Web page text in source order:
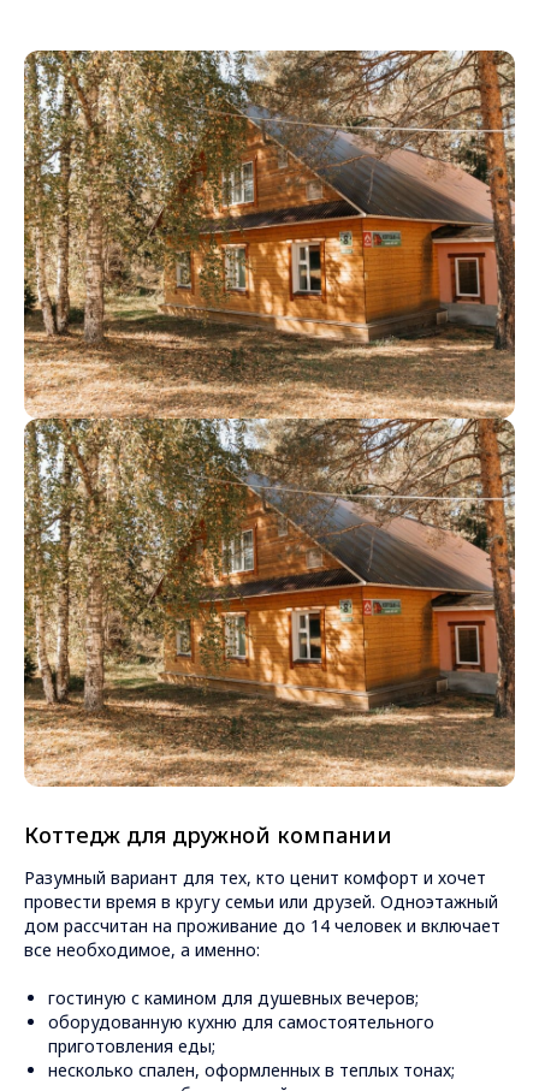
Коттедж для дружной компании
Разумный вариант для тех, кто ценит комфорт и хочет
провести время в кругу семьи или друзей. Одноэтажный
дом рассчитан на проживание до 14 человек и включает
все необходимое, а именно:
гостиную с камином для душевных вечеров;
оборудованную кухню для самостоятельного
приготовления еды;
несколько спален, оформленных в теплых тонах;